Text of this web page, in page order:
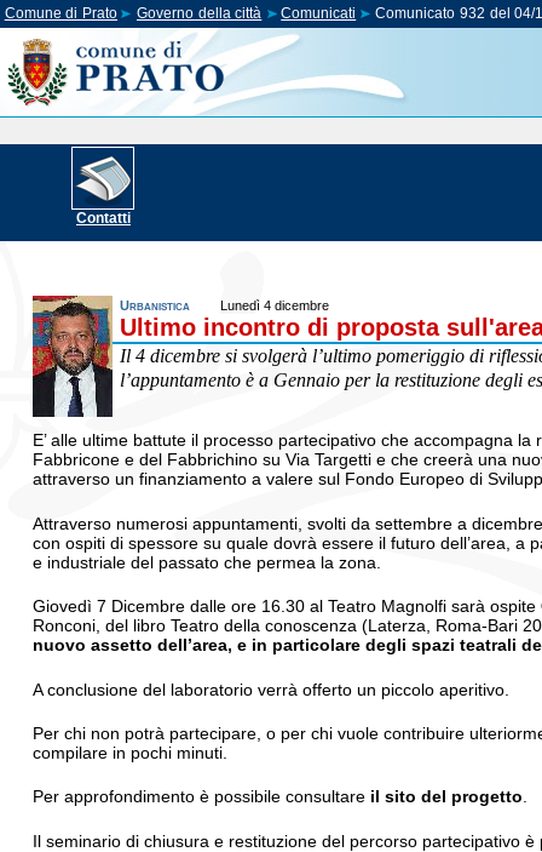
Comune di Prato Governo della città Comunicati Comunicato 932 del 04/
Contatti
Urbanistica Lunedì 4 dicembre
Ultimo incontro di proposta
Il 4 dicembre si svolgerà l’ultimo pomeriggio di
l’appuntamento è a Gennaio per la restituzione degli
E’ alle ultime battute il processo partecipativo che accompagna
Fabbricone e del Fabbrichino su Via Targetti e che creerà una
attraverso un finanziamento a valere sul Fondo Europeo di
Attraverso numerosi appuntamenti, svolti da settembre a
con ospiti di spessore su quale dovrà essere il futuro dell’area,
e industriale del passato che permea la zona.
Giovedì 7 Dicembre dalle ore 16.30 al Teatro Magnolfi sarà ospite
Ronconi, del libro Teatro della conoscenza (Laterza, Roma-Bari
nuovo assetto dell’area, e in particolare degli spazi teatrali
A conclusione del laboratorio verrà offerto un piccolo aperitivo.
Per chi non potrà partecipare, o per chi vuole contribuire
compilare in pochi minuti.
Per approfondimento è possibile consultare il sito del progetto.
Il seminario di chiusura e restituzione del percorso partecipativo